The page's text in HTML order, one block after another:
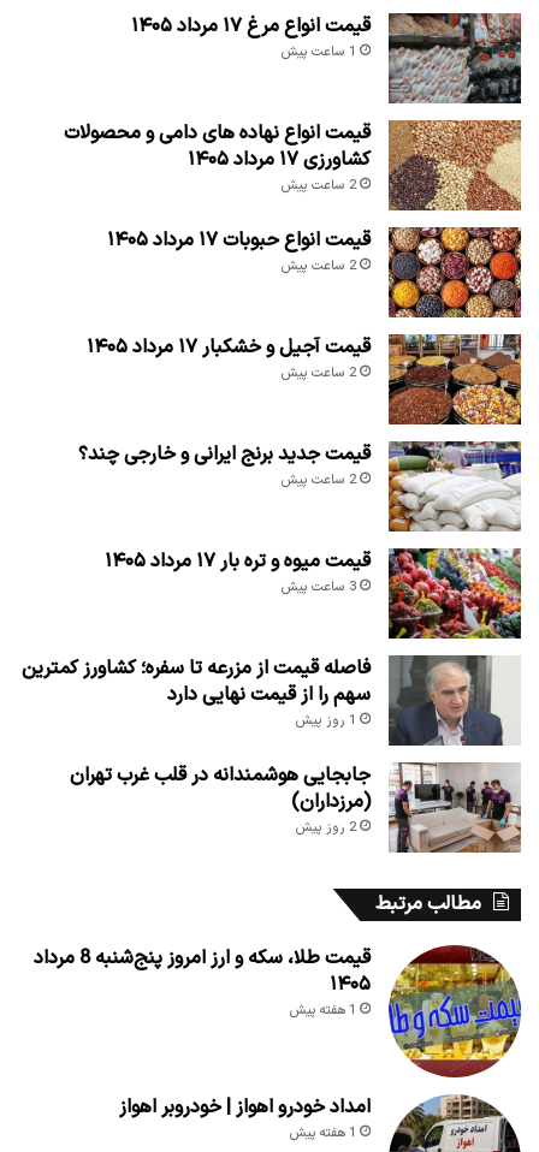
قیمت انواع مرغ ۱۷ مرداد ۱۴۰۵
1 ساعت پیش
قیمت انواع نهاده های دامی و محصولات
کشاورزی ۱۷ مرداد ۱۴۰۵
2 ساعت پیش
قیمت انواع حبوبات ۱۷ مرداد ۱۴۰۵
2 ساعت پیش
قیمت آجیل و خشکبار ۱۷ مرداد ۱۴۰۵
2 ساعت پیش
قیمت جدید برنج ایرانی و خارجی چند؟
2 ساعت پیش
قیمت میوه و تره بار ۱۷ مرداد ۱۴۰۵
3 ساعت پیش
فاصله قیمت از مزرعه تا سفره؛ کشاورز کمترین
سهم را از قیمت نهایی دارد
1 روز پیش
جابجایی هوشمندانه در قلب غرب تهران
(مرزداران)
2 روز پیش
مطالب مرتبط
قیمت طلا، سکه و ارز امروز پنج‌شنبه 8 مرداد
۱۴۰۵
1 هفته پیش
امداد خودرو اهواز | خودروبر اهواز
1 هفته پیش